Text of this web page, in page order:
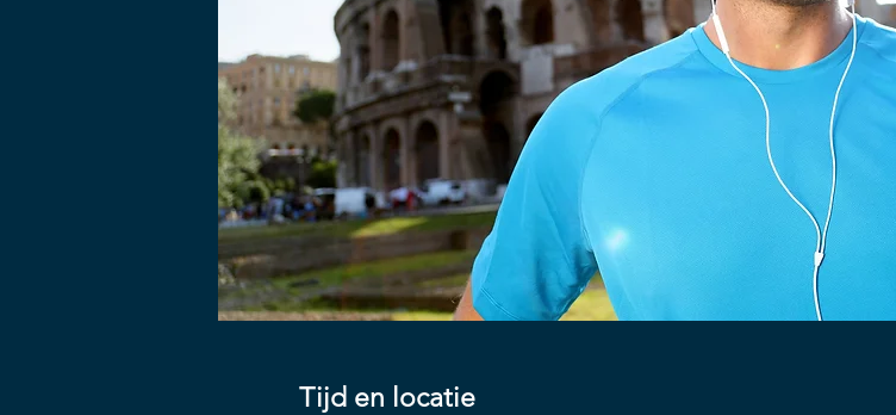
Tijd en locatie